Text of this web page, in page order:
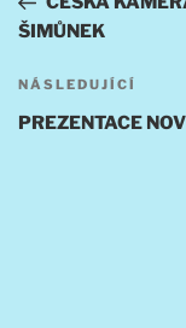
příspěvek
ŠIMŮNEK
Následující
příspěvek
NÁSLEDUJÍCÍ
PREZENTACE